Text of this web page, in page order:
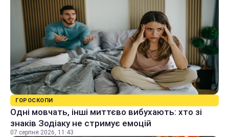
ГОРОСКОПИ
Одні мовчать, інші миттєво вибухають: хто зі
знаків Зодіаку не стримує емоцій
07 серпня 2026, 11:43